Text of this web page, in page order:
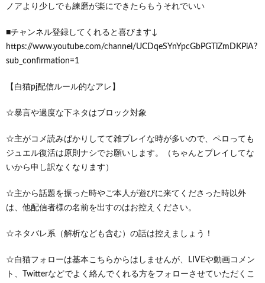
ノアより少しでも練磨が楽にできたらもうそれでいい
■チャンネル登録してくれると喜びます↓
https://www.youtube.com/channel/UCDqeSYnYpcGbPGTiZmDKPiA?
sub_confirmation=1
【白猫pj配信ルール的なアレ】
☆暴言や過度な下ネタはブロック対象
☆主がコメ読みばかりしてて雑プレイな時が多いので、ペロっても
ジュエル復活は原則ナシでお願いします。（ちゃんとプレイしてな
いから申し訳なくなります）
☆主から話題を振った時やご本人が遊びに来てくださった時以外
は、他配信者様の名前を出すのはお控えください。
☆ネタバレ系（解析なども含む）の話は控えましょう！
☆白猫フォローは基本こちらからはしませんが、LIVEや動画コメン
ト、Twitterなどでよく絡んでくれる方をフォローさせていただくこ